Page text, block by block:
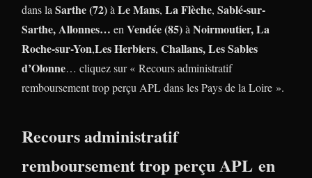
dans la Sarthe (72)à Le Mans, La Flèche, Sablé-sur-
Sarthe, Allonnes… en Vendée (85)à Noirmoutier,La
Roche-sur-Yon,Les Herbiers, Challans,Les Sables
d’Olonne… cliquez sur « Recours administratif
remboursement trop perçu APL dans les Pays de la Loire ».
Recours administratif
remboursement trop perçu APL en